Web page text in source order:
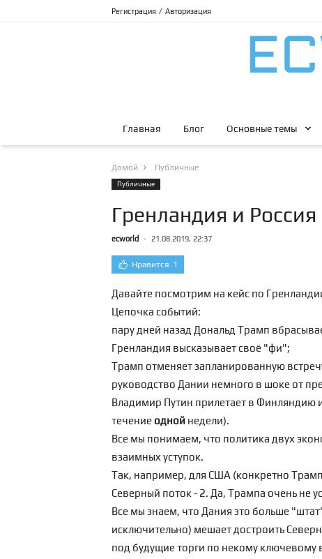
Регистрация / Авторизация
Главная Блог Основные темы
Домой Публичные
Публичные
Гренландия и Россия
ecworld - 21.08.2019, 22:37
Нравится 1
Давайте посмотрим на кейс по
Цепочка событий:
пару дней назад Дональд Трамп
Гренландия высказывает своё "фи";
Трамп отменяет запланированную
руководство Дании немного в шоке от
Владимир Путин прилетает в Финляндию
течение одной недели).
Все мы понимаем, что политика двух
взаимных уступок.
Так, например, для США (конкретно
Северный поток - 2. Да, Трампа очень не
Все мы знаем, что Дания это больше
исключительно) мешает достроить
под будущие торги по некому